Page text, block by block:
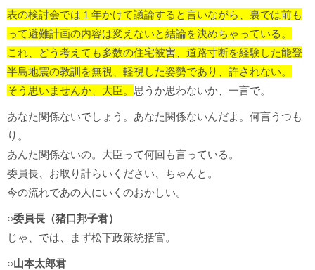
表の検討会では１年かけて議論すると言いながら、裏では前も
って避難計画の内容は変えないと結論を決めちゃっている。
これ、どう考えても多数の住宅被害、道路寸断を経験した能登
半島地震の教訓を無視、軽視した姿勢であり、許されない。
そう思いませんか、大臣。 思うか思わないか、一言で。
あなた関係ないでしょう。あなた関係ないんだよ。何言うつも
り。
あんた関係ないの。大臣って何回も言っている。
委員長、お取り計らいください、ちゃんと。
今の流れであの人にいくのおかしい。
○委員長（猪口邦子君）
じゃ、では、まず松下政策統括官。
○山本太郎君